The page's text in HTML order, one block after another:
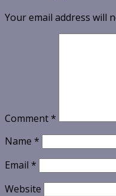
Your email address will
Comment*
Name *
Email *
Website